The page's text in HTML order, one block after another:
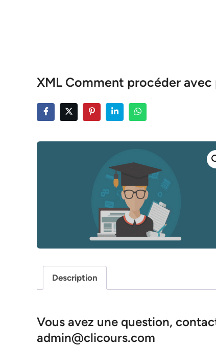
XML Comment procéder avec
Description
Vous avez une question,
admin@clicours.com